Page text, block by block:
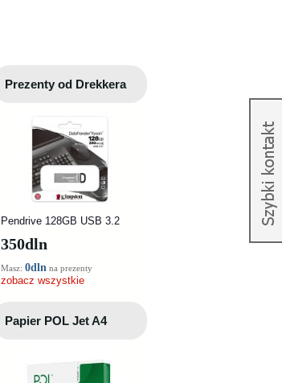
Prezenty od Drekkera
Pendrive 128GB USB 3.2
350dln
Masz: 0dln na prezenty
zobacz wszystkie
Papier POL Jet A4